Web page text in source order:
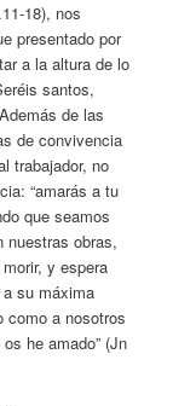
18), nos
presentado por
a la altura de lo
santos,
de las
de convivencia
trabajador, no
“amarás a tu
que seamos
nuestras obras,
y espera
su máxima
como a nosotros
he amado” (Jn